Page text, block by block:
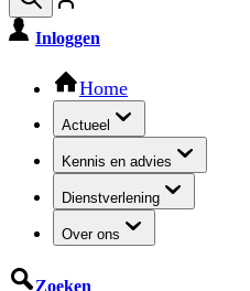
Inloggen
Hoofdnavigatie
Home
Actueel
Kennis en advies
Dienstverlening
Over ons
Zoeken